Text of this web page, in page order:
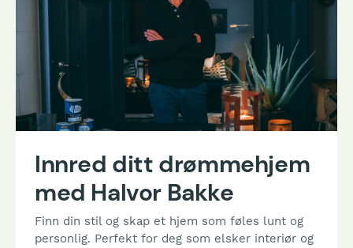
Innred ditt drømmehjem
med Halvor Bakke
Finn din stil og skap et hjem som føles lunt og
personlig. Perfekt for deg som elsker interiør og